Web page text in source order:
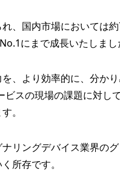
、国内市場においては
にまで成長いたしまし
、より効率的に、分
スの現場の課題に対
。
リングデバイス業界
所存です。